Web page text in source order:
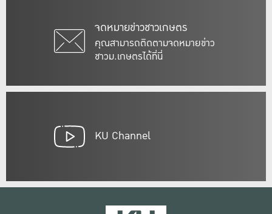
จดหมายข่าวชาวเกษตร
คุณสามารถติดตามจดหมายข่าว
ชาวม.เกษตรได้ที่นี่
KU Channel